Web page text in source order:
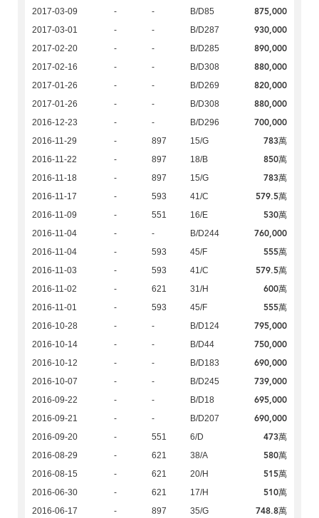
2017-03-09 - - B/D85 875,000
2017-03-01 - - B/D287 930,000
2017-02-20 - - B/D285 890,000
2017-02-16 - - B/D308 880,000
2017-01-26 - - B/D269 820,000
2017-01-26 - - B/D308 880,000
2016-12-23 - - B/D296 700,000
2016-11-29 - 897 15/G 783萬
2016-11-22 - 897 18/B 850萬
2016-11-18 - 897 15/G 783萬
2016-11-17 - 593 41/C 579.5萬
2016-11-09 - 551 16/E 530萬
2016-11-04 - - B/D244 760,000
2016-11-04 - 593 45/F 555萬
2016-11-03 - 593 41/C 579.5萬
2016-11-02 - 621 31/H 600萬
2016-11-01 - 593 45/F 555萬
2016-10-28 - - B/D124 795,000
2016-10-14 - - B/D44 750,000
2016-10-12 - - B/D183 690,000
2016-10-07 - - B/D245 739,000
2016-09-22 - - B/D18 695,000
2016-09-21 - - B/D207 690,000
2016-09-20 - 551 6/D 473萬
2016-08-29 - 621 38/A 580萬
2016-08-15 - 621 20/H 515萬
2016-06-30 - 621 17/H 510萬
2016-06-17 - 897 35/G 748.8萬